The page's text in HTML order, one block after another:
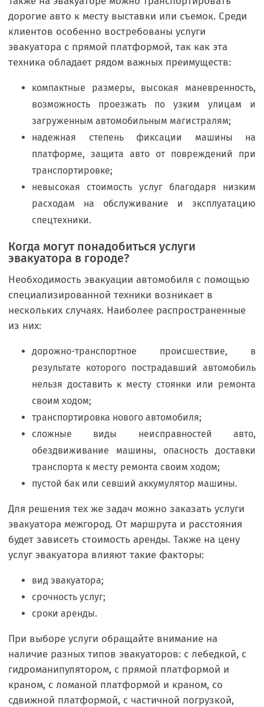
дорогие авто к месту выставки или съемок. Среди
клиентов особенно востребованы услуги
эвакуатора с прямой платформой, так как эта
техника обладает рядом важных преимуществ:
компактные размеры, высокая маневренность,
возможность проезжать по узким улицам и
загруженным автомобильным магистралям;
надежная степень фиксации машины на
платформе, защита авто от повреждений при
транспортировке;
невысокая стоимость услуг благодаря низким
расходам на обслуживание и эксплуатацию
спецтехники.
Когда могут понадобиться услуги
эвакуатора в городе?
Необходимость эвакуации автомобиля с помощью
специализированной техники возникает в
нескольких случаях. Наиболее распространенные
из них:
дорожно-транспортное происшествие, в
результате которого пострадавший автомобиль
нельзя доставить к месту стоянки или ремонта
своим ходом;
транспортировка нового автомобиля;
сложные виды неисправностей авто,
обездвиживание машины, опасность доставки
транспорта к месту ремонта своим ходом;
пустой бак или севший аккумулятор машины.
Для решения тех же задач можно заказать услуги
эвакуатора межгород. От маршрута и расстояния
будет зависеть стоимость аренды. Также на цену
услуг эвакуатора влияют такие факторы:
вид эвакуатора;
срочность услуг;
сроки аренды.
При выборе услуги обращайте внимание на
наличие разных типов эвакуаторов: с лебедкой, с
гидроманипулятором, с прямой платформой и
краном, с ломаной платформой и краном, со
сдвижной платформой, с частичной погрузкой,